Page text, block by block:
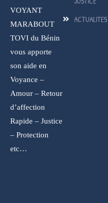
VOYANT
MARABOUT
TOVI du Bénin
vous apporte
son aide en
Voyance –
Amour – Retour
d’affection
Rapide – Justice
– Protection
etc…
ACTUALITES